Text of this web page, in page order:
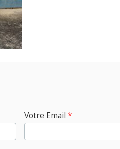
Votre Email *